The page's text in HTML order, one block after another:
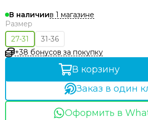
В наличиив 1 магазине
Размер
27-31
31-36
+38 бонусов за покупку
В корзину
Заказ в один
Оформить в